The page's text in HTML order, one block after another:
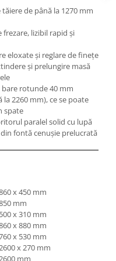
de până la 1270 mm
frezare, lizibil rapid şi
eloxate şi reglare de fineţe
şi prelungire masă
rotunde 40 mm
2260 mm), ce se poate
spate
paralel solid cu lupă
fontă cenuşie prelucrată
x 450 mm
mm
500 x 310 mm
x 880 mm
x 530 mm
x 270 mm